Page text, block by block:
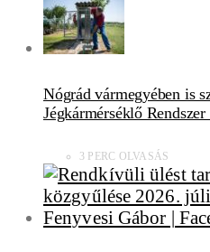
Nógrád vármegyében is
Jégkármérséklő
3 PERC OLVASÁS